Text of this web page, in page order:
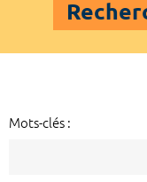
Mots-clés :